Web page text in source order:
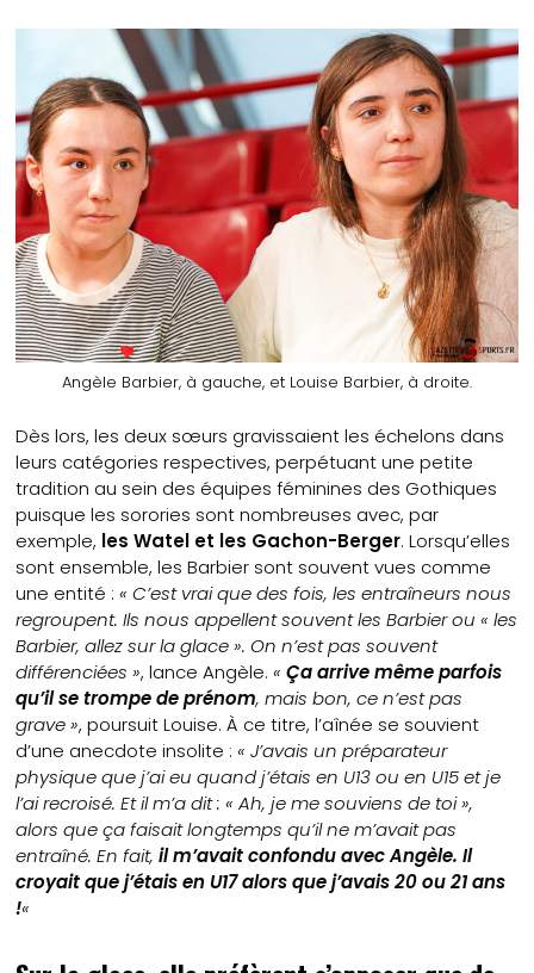
Angèle Barbier, à gauche, et Louise Barbier, à droite.
Dès lors, les deux sœurs gravissaient les échelons dans
leurs catégories respectives, perpétuant une petite
tradition au sein des équipes féminines des Gothiques
puisque les sorories sont nombreuses avec, par
exemple, les Watel et les Gachon-Berger. Lorsqu’elles
sont ensemble, les Barbier sont souvent vues comme
une entité :« C’est vrai que des fois, les entraîneurs nous
regroupent. Ils nous appellent souvent les Barbier ou « les
Barbier, allez sur la glace ». On n’est pas souvent
différenciées », lance Angèle.«Ça arrive même parfois
qu’il se trompe de prénom, mais bon, ce n’est pas
grave », poursuit Louise. À ce titre, l’aînée se souvient
d’une anecdote insolite :« J’avais un préparateur
physique que j’ai eu quand j’étais en U13 ou en U15 et je
l’ai recroisé. Et il m’a dit : « Ah, je me souviens de toi »,
alors que ça faisait longtemps qu’il ne m’avait pas
entraîné. En fait,il m’avait confondu avec Angèle. Il
croyait que j’étais en U17 alors que j’avais 20 ou 21 ans
!«